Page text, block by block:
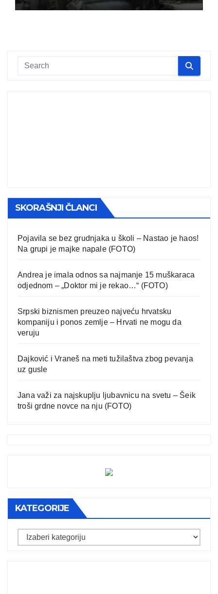
SKORAŠNJI ČLANCI
Pojavila se bez grudnjaka u školi – Nastao je haos!
Na grupi je majke napale (FOTO)
Andrea je imala odnos sa najmanje 15 muškaraca
odjednom – „Doktor mi je rekao…“ (FOTO)
Srpski biznismen preuzeo najveću hrvatsku
kompaniju i ponos zemlje – Hrvati ne mogu da
veruju
Dajković i Vraneš na meti tužilaštva zbog pevanja
uz gusle
Jana važi za najskuplju ljubavnicu na svetu – Šeik
troši grdne novce na nju (FOTO)
KATEGORIJE
Kategorije